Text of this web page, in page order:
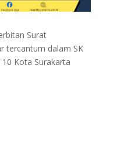
Surat
tercantum dalam SK
Kota Surakarta